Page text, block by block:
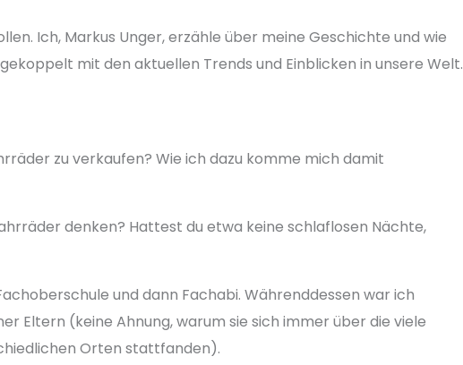
Ich, Markus Unger, erzähle über meine Geschichte und wie
mit den aktuellen Trends und Einblicken in unsere Welt.
zu verkaufen? Wie ich dazu komme mich damit
denken? Hattest du etwa keine schlaflosen Nächte,
und dann Fachabi. Währenddessen war ich
Eltern (keine Ahnung, warum sie sich immer über die viele
Orten stattfanden).